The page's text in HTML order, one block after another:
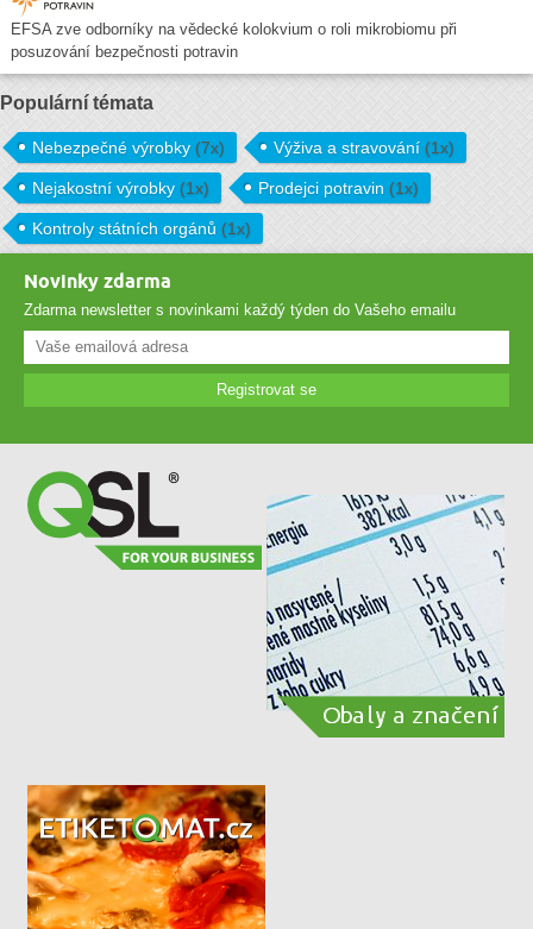
EFSA zve odborníky na vědecké kolokvium o roli mikrobiomu při
posuzování bezpečnosti potravin
Populární témata
Nebezpečné výrobky (7x) Výživa a stravování (1x)
Nejakostní výrobky (1x) Prodejci potravin (1x)
Kontroly státních orgánů (1x)
Novinky zdarma
Zdarma newsletter s novinkami každý týden do Vašeho emailu
Registrovat se